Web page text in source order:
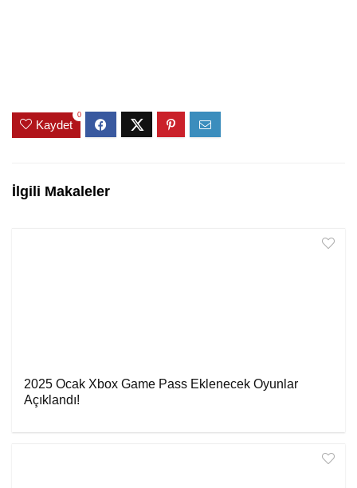
Kaydet
0
İlgili Makaleler
2025 Ocak Xbox Game Pass Eklenecek Oyunlar
Açıklandı!